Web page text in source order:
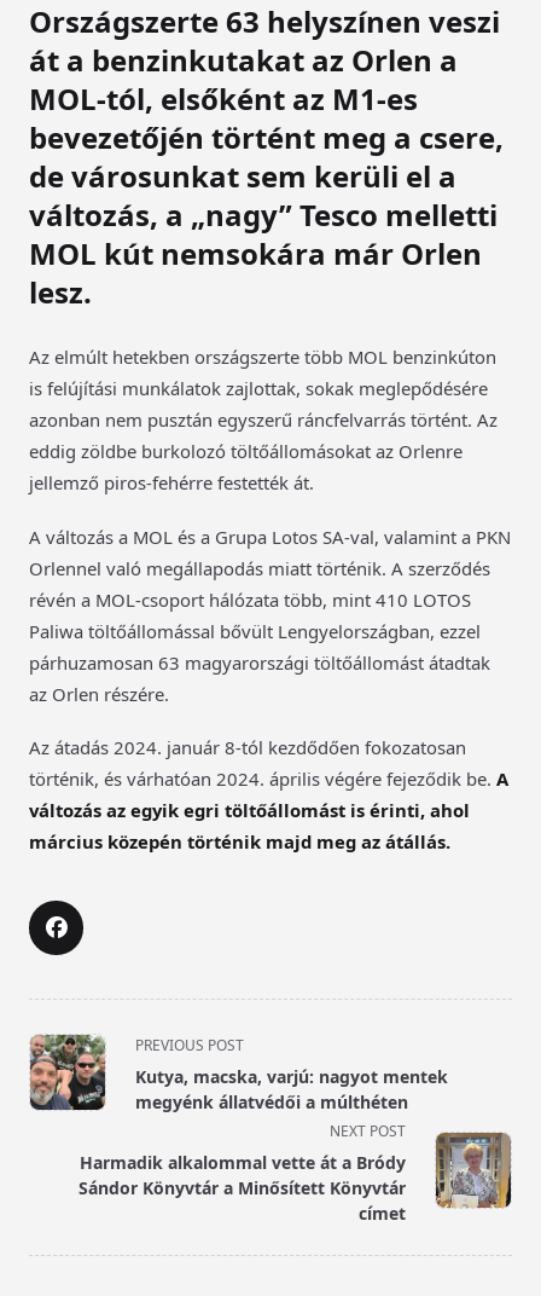
Országszerte 63 helyszínen veszi
át a benzinkutakat az Orlen a
MOL-tól, elsőként az M1-es
bevezetőjén történt meg a csere,
de városunkat sem kerüli el a
változás, a „nagy” Tesco melletti
MOL kút nemsokára már Orlen
lesz.
Az elmúlt hetekben országszerte több MOL benzinkúton
is felújítási munkálatok zajlottak, sokak meglepődésére
azonban nem pusztán egyszerű ráncfelvarrás történt. Az
eddig zöldbe burkolozó töltőállomásokat az Orlenre
jellemző piros-fehérre festették át.
A változás a MOL és a Grupa Lotos SA-val, valamint a PKN
Orlennel való megállapodás miatt történik. A szerződés
révén a MOL-csoport hálózata több, mint 410 LOTOS
Paliwa töltőállomással bővült Lengyelországban, ezzel
párhuzamosan 63 magyarországi töltőállomást átadtak
az Orlen részére.
Az átadás 2024. január 8-tól kezdődően fokozatosan
történik, és várhatóan 2024. április végére fejeződik be. A
változás az egyik egri töltőállomást is érinti, ahol
március közepén történik majd meg az átállás.
<span
class="nav-
subtitle
reader-
text">Page</span>
PREVIOUS POST
Kutya, macska, varjú: nagyot mentek
megyénk állatvédői a múlthéten
NEXT POST
Harmadik alkalommal vette át a Bródy
Sándor Könyvtár a Minősített Könyvtár
címet